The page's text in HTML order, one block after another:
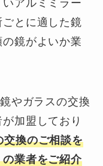
アルミミラー
とに適した鏡
鏡がよいか業
やガラスの交換
加盟しており
交換のご相談を
業者をご紹介